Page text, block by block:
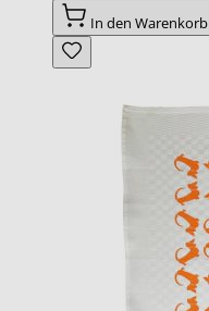
In den Warenkorb